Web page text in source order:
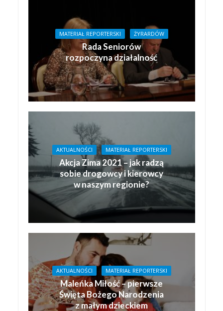
MATERIAŁ REPORTERSKI ŻYRARDÓW
Rada Seniorów
rozpoczyna działalność
AKTUALNOŚCI MATERIAŁ REPORTERSKI
Akcja Zima 2021 – jak radzą
sobie drogowcy i kierowcy
w naszym regionie?
AKTUALNOŚCI MATERIAŁ REPORTERSKI
Maleńka Miłość – pierwsze
Święta Bożego Narodzenia
z małym dzieckiem